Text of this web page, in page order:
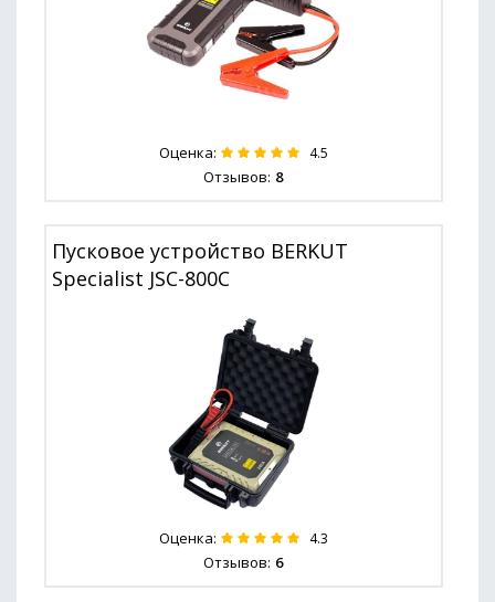
Оценка: 4.5
Отзывов: 8
Пусковое устройство BERKUT
Specialist JSC-800C
Оценка: 4.3
Отзывов: 6